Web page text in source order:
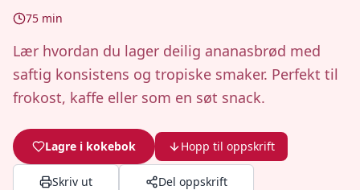
75 min
Lær hvordan du lager deilig ananasbrød med
saftig konsistens og tropiske smaker. Perfekt til
frokost, kaffe eller som en søt snack.
Lagre i kokebok Hopp til oppskrift
Skriv ut Del oppskrift